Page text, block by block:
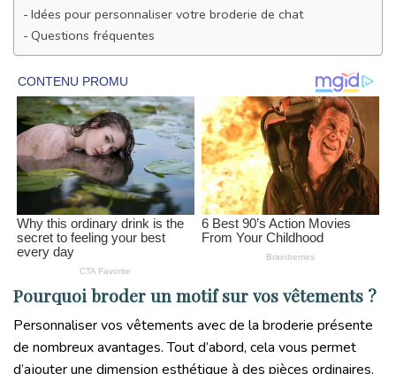
Idées pour personnaliser votre broderie de chat
Questions fréquentes
Pourquoi broder un motif sur vos vêtements ?
Personnaliser vos vêtements avec de la broderie présente
de nombreux avantages. Tout d’abord, cela vous permet
d’ajouter une dimension esthétique à des pièces ordinaires.